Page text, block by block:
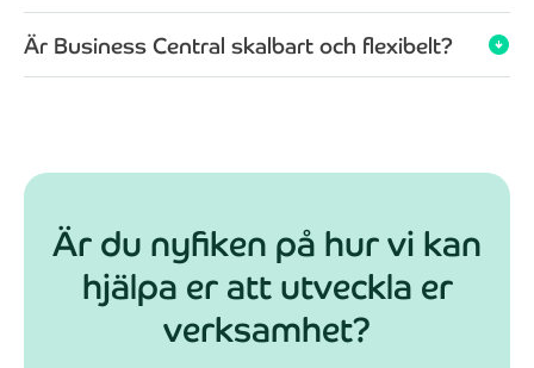
Är Business Central skalbart och flexibelt? arrow_circle_down
Är du nyfiken på hur vi kan
hjälpa er att utveckla er
verksamhet?
Genom att registrera dig för nyhetsbrevet så kommer